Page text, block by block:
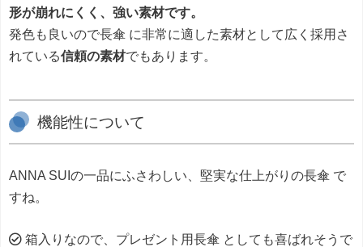
形が崩れにくく、強い素材です。
発色も良いので長傘 に非常に適した素材として広く採用さ
れている信頼の素材でもあります。
機能性について
ANNA SUIの一品にふさわしい、堅実な仕上がりの長傘 で
すね。
箱入りなので、プレゼント用長傘 としても喜ばれそうで